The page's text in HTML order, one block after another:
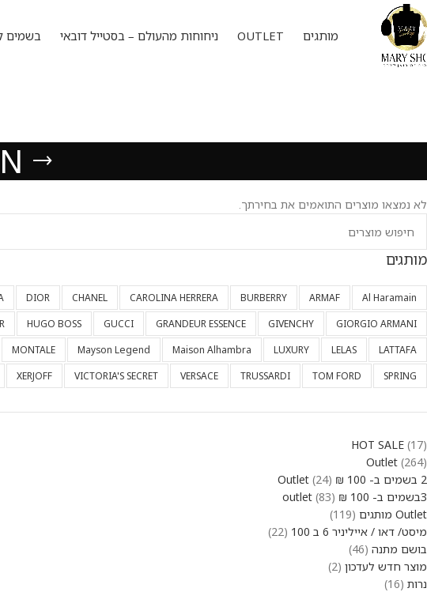
מותגים OUTLET ניחוחות מהעולם – בסטייל דובאי בשמים
לא נמצאו מוצרים התואמים את בחירתך.
מותגים
Al Haramain
ARMAF
BURBERRY
CAROLINA HERRERA
CHANEL
DIOR
GIORGIO ARMANI
GIVENCHY
GRANDEUR ESSENCE
GUCCI
HUGO BOSS
LATTAFA
LELAS
LUXURY
Maison Alhambra
Mayson Legend
MONTALE
SPRING
TOM FORD
TRUSSARDI
VERSACE
VICTORIA'S SECRET
XERJOFF
HOT SALE 17
Outlet 264
2 בשמים ב- 100 ₪ Outlet
24
3בשמים ב- 100 ₪ outlet
83
Outlet מותגים
119
מיסט/ דאו / אייליניר 6 ב 100
22
בושם מתנה 46
מוצר חדש לעדכון 2
נרות 16